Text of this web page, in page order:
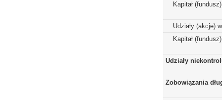
Kapitał
Udziały (akcje)
Kapitał
Udziały
Zobowiązania